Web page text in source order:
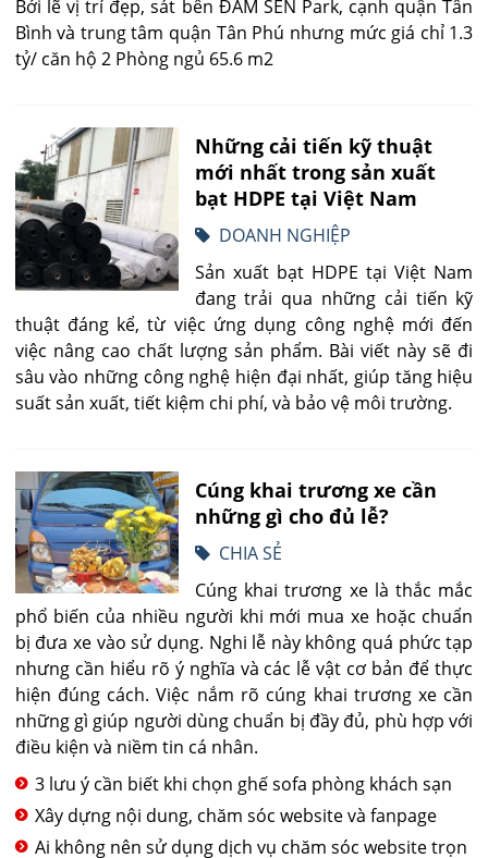
Bởi lẽ vị trí đẹp, sát bên ĐẦM SEN Park, cạnh quận Tân
Bình và trung tâm quận Tân Phú nhưng mức giá chỉ 1.3
tỷ/ căn hộ 2 Phòng ngủ 65.6 m2
Những cải tiến kỹ thuật
mới nhất trong sản xuất
bạt HDPE tại Việt Nam
DOANH NGHIỆP
Sản xuất bạt HDPE tại Việt Nam
đang trải qua những cải tiến kỹ
thuật đáng kể, từ việc ứng dụng công nghệ mới đến
việc nâng cao chất lượng sản phẩm. Bài viết này sẽ đi
sâu vào những công nghệ hiện đại nhất, giúp tăng hiệu
suất sản xuất, tiết kiệm chi phí, và bảo vệ môi trường.
Cúng khai trương xe cần
những gì cho đủ lễ?
CHIA SẺ
Cúng khai trương xe là thắc mắc
phổ biến của nhiều người khi mới mua xe hoặc chuẩn
bị đưa xe vào sử dụng. Nghi lễ này không quá phức tạp
nhưng cần hiểu rõ ý nghĩa và các lễ vật cơ bản để thực
hiện đúng cách. Việc nắm rõ cúng khai trương xe cần
những gì giúp người dùng chuẩn bị đầy đủ, phù hợp với
điều kiện và niềm tin cá nhân.
3 lưu ý cần biết khi chọn ghế sofa phòng khách sạn
Xây dựng nội dung, chăm sóc website và fanpage
Ai không nên sử dụng dịch vụ chăm sóc website trọn